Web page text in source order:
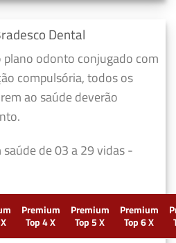
Dental
plano odonto conjugado com
compulsória, todos os
ao saúde deverão
de 03 a 29 vidas -
Premium
Top 4 X
Premium
Top 5 X
Premium
Top 6 X